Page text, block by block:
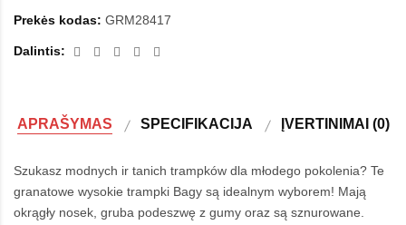
Prekės kodas: GRM28417
Dalintis:
APRAŠYMAS SPECIFIKACIJA ĮVERTINIMAI (0)
Szukasz modnych ir tanich trampków dla młodego pokolenia? Te
granatowe wysokie trampki Bagy są idealnym wyborem! Mają
okrągły nosek, gruba podeszwę z gumy oraz są sznurowane.